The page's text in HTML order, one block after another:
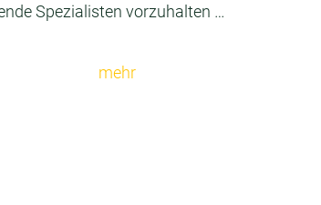
Spezialisten vorzuhalten …
mehr